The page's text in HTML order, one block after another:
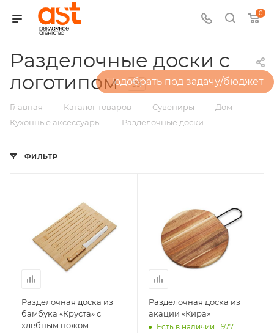
0
Подобрать под задачу/бюджет
Разделочные доски с
логотипом
39
Главная — Каталог товаров — Сувениры — Дом —
Кухонные аксессуары — Разделочные доски
ФИЛЬТР
Разделочная доска из
бамбука «Круста» с
хлебным ножом
Разделочная доска из
акации «Кира»
Есть в наличии: 1977